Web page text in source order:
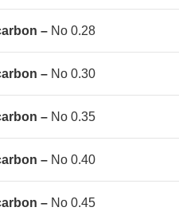
– Νο 0.28
– Νο 0.30
– Νο 0.35
– Νο 0.40
– Νο 0.45